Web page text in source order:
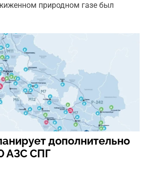
природном газе был
дополнительно
АЗС СПГ